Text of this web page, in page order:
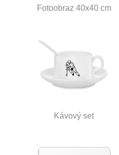
Fotoobraz 40x40 cm
Kávový set